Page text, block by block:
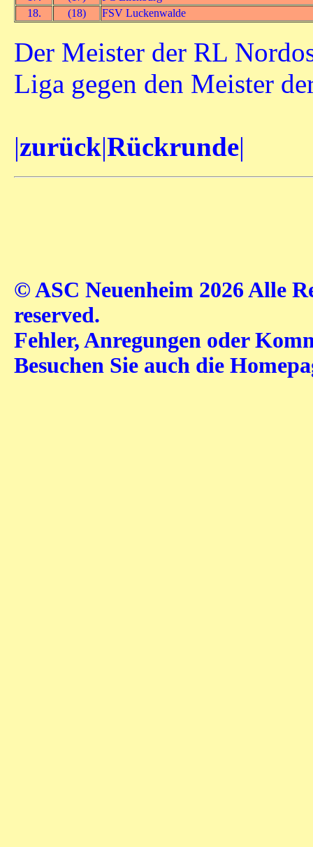
18.
(18) FSV Luckenwalde
Der Meister der RL
Liga gegen den Meister
|zurück|Rückrunde|
© ASC Neuenheim 2026 Alle
reserved.
Fehler, Anregungen oder
Besuchen Sie auch die